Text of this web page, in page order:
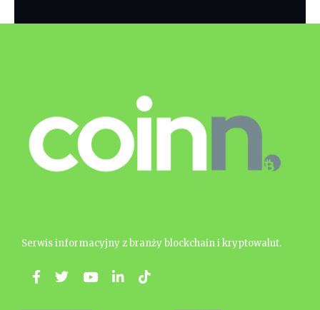
Serwis informacyjny z branży blockchain i kryptowalut.